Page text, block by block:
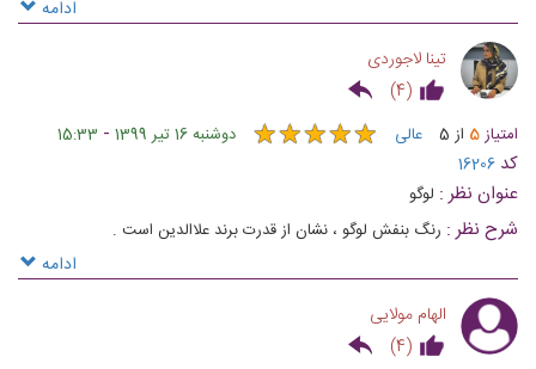
ادامه
تینا لاجوردی
(
4
)
امتیاز5 از 5 عالی ★★★★★
★★★★★ دوشنبه 16 تیر 1399 -
15:33
کد 16206
عنوان نظر : لوگو
شرح نظر : رنگ بنفش لوگو ، نشان از قدرت برند علاالدین است .
ادامه
الهام مولایی
(
4
)